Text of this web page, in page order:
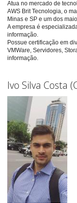
Atua no mercado de
AWS Brit Tecnologia, o
Minas e SP e um dos
A empresa é
informação.
Possue certificação em
VMWare, Servidores,
informação.
Ivo Silva Costa